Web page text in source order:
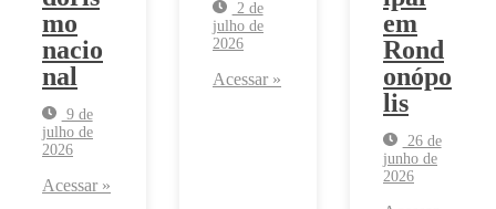
mo
nacio
nal
9 de
julho de
2026
Acessar »
2 de
julho de
2026
Acessar »
em
Rond
onópo
lis
26 de
junho de
2026